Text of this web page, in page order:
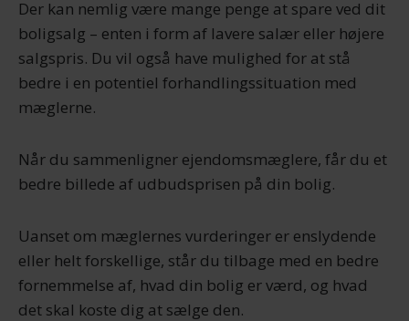
Der kan nemlig være mange penge at spare ved dit
boligsalg – enten i form af lavere salær eller højere
salgspris. Du vil også have mulighed for at stå
bedre i en potentiel forhandlingssituation med
mæglerne.
Når du sammenligner ejendomsmæglere, får du et
bedre billede af udbudsprisen på din bolig.
Uanset om mæglernes vurderinger er enslydende
eller helt forskellige, står du tilbage med en bedre
fornemmelse af, hvad din bolig er værd, og hvad
det skal koste dig at sælge den.